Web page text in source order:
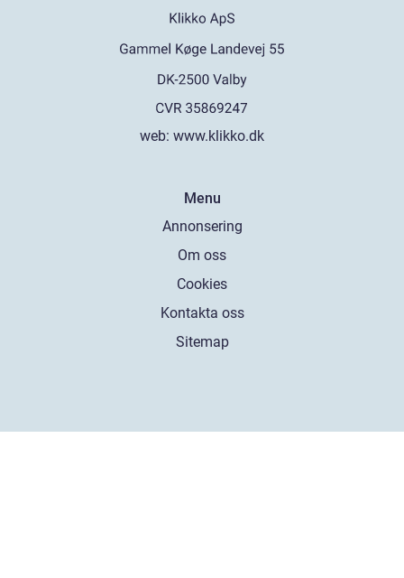
web: www.klikko.dk
Menu
Annonsering
Om oss
Cookies
Kontakta oss
Sitemap